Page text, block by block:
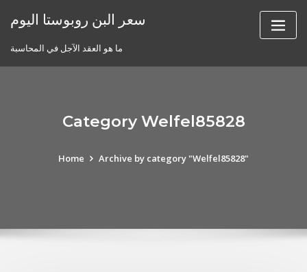
سعر البن روبوستا اليوم
ما هو العقد الآجل في المحاسبة
Category Welfel85828
Home Archive by category "Welfel85828"